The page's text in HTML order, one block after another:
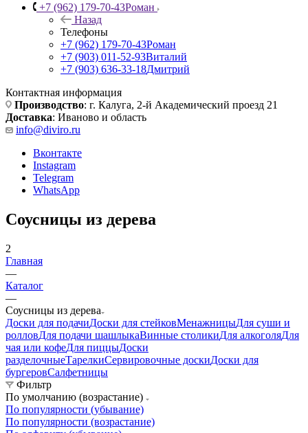
+7 (962) 179-70-43Роман
Назад
Телефоны
+7 (962) 179-70-43Роман
+7 (903) 011-52-93Виталий
+7 (903) 636-33-18Дмитрий
Контактная информация
Производство: г. Калуга, 2-й Академический проезд 21
Доставка: Иваново и область
info@diviro.ru
Вконтакте
Instagram
Telegram
WhatsApp
Соусницы из дерева
2
Главная
—
Каталог
—
Соусницы из дерева
Доски для подачиДоски для стейковМенажницыДля суши и
ролловДля подачи шашлыкаВинные столикиДля алкоголяДля
чая или кофеДля пиццыДоски
разделочныеТарелкиСервировочные доскиДоски для
бургеровСалфетницы
Фильтр
По умолчанию (возрастание)
По популярности (убывание)
По популярности (возрастание)